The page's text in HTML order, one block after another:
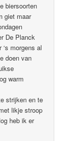
biersoorten
giet maar
De Planck
morgens al
doen van
warm
strijken en te
likje stroop
heb ik er